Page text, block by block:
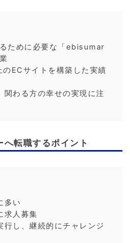
ために必要な「ebisumar
のECサイトを構築した実績
関わる方の幸せの実現に注
へ転職するポイント
多い
求人募集
行し、継続的にチャレンジ